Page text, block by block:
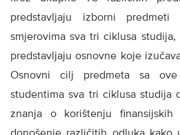
predstavljaju izborni
smjerovima sva tri ciklusa
predstavljaju osnovne koje
Osnovni cilj predmeta sa
studentima sva tri ciklusa studija
znanja o korištenju